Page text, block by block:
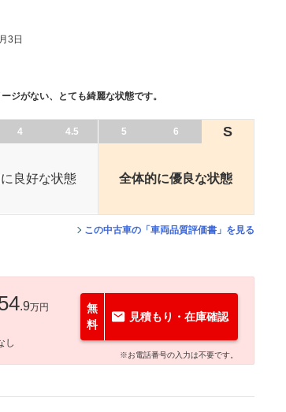
3日
ジがない、とても綺麗な状態です。
4 4.5 5 6 S
良好な状態 全体的に優良な状態
この中古車の「車両品質評価書」を見る
.9万円
し
無
料
見積もり・在庫確認
※お電話番号の入力は不要です。